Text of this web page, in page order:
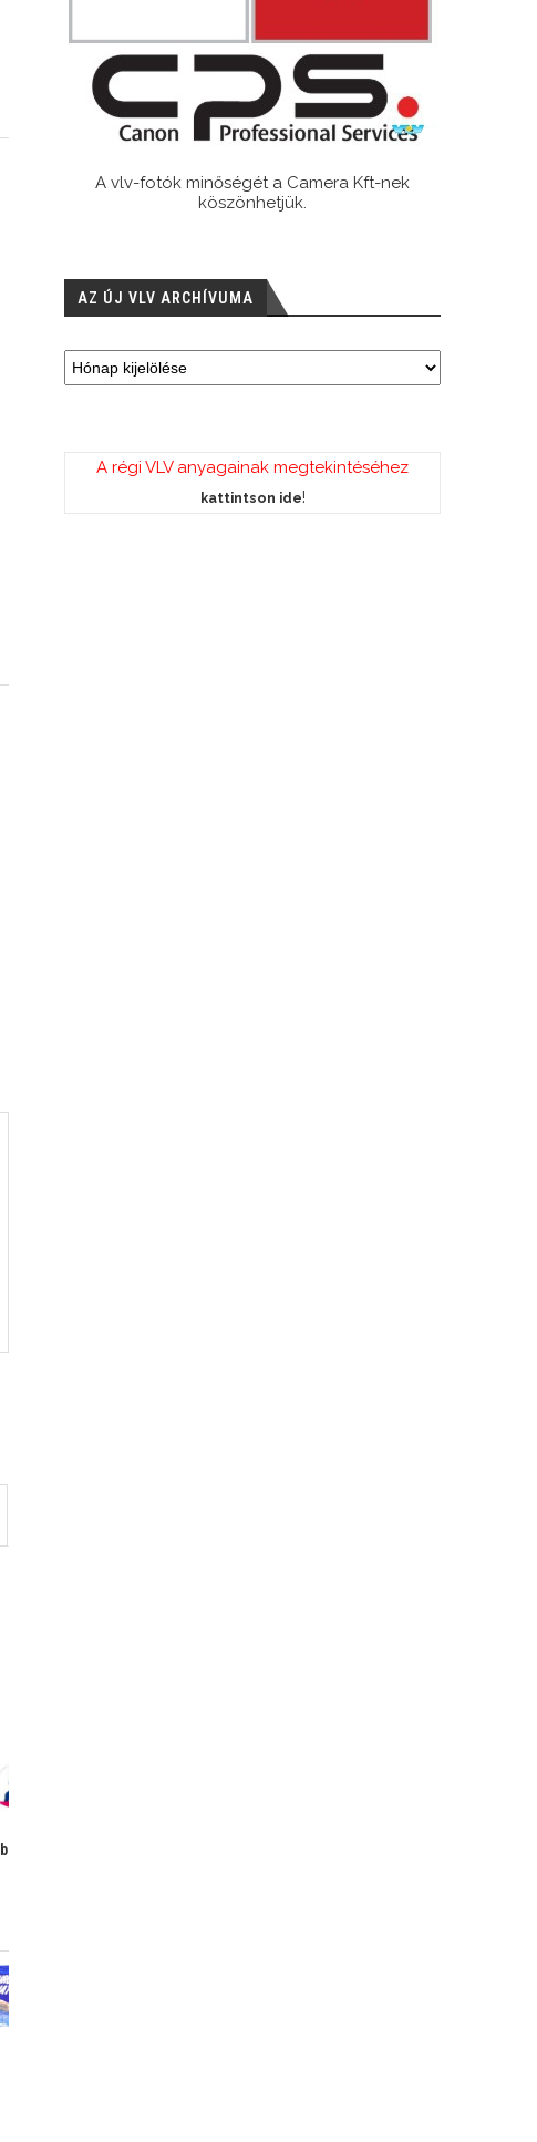
A vlv-fotók minőségét a Camera Kft-nek
köszönhetjük.
AZ ÚJ VLV ARCHÍVUMA
A régi VLV anyagainak megtekintéséhez
kattintson ide!